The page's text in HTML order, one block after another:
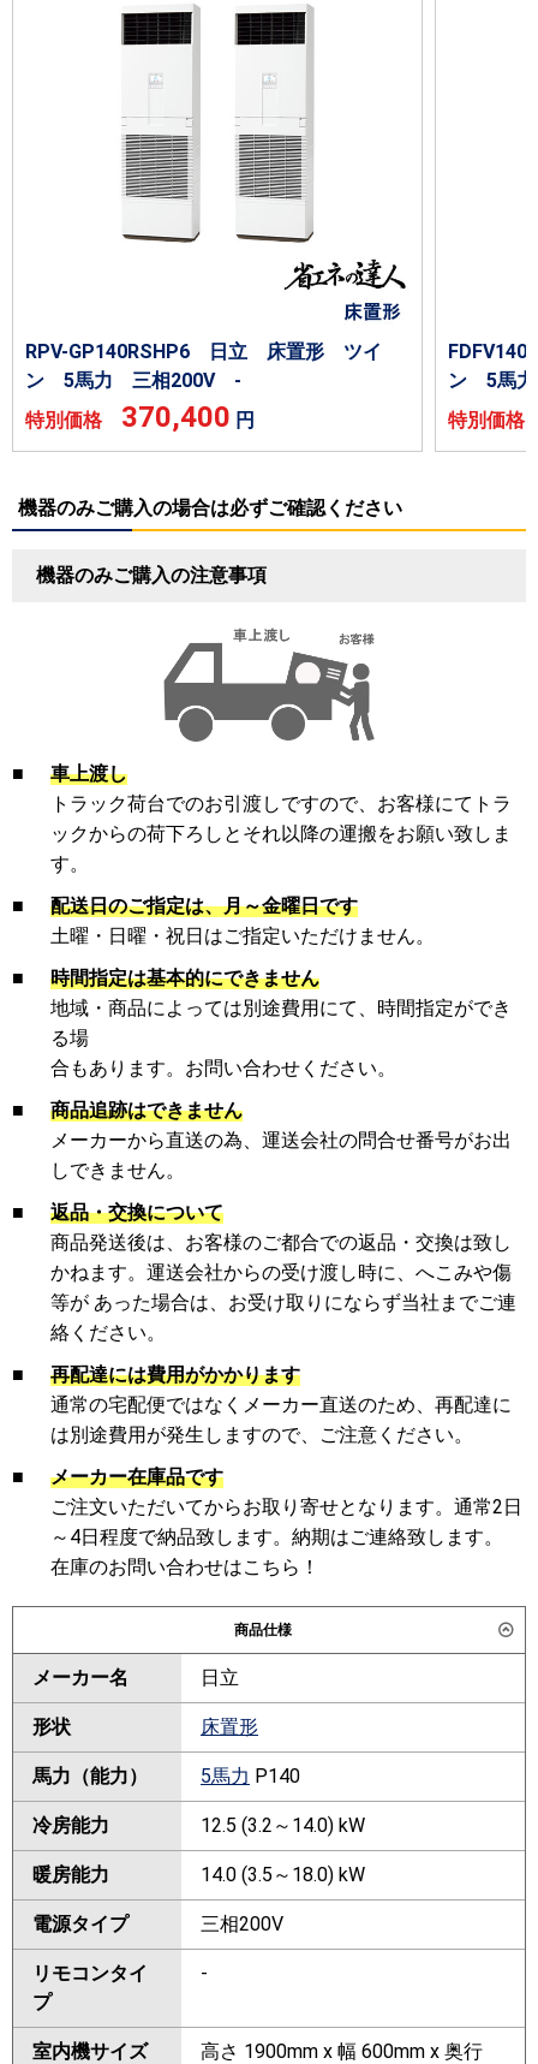
RPV-GP140RSHP6 日立 床置形 ツイ
ン 5馬力 三相200V -
特別価格 370,400 円
ン 5馬
特別価
機器のみご購入の場合は必ずご確認ください
機器のみご購入の注意事項
■
車上渡し
トラック荷台でのお引渡しですので、お客様にてトラ
ックからの荷下ろしとそれ以降の運搬をお願い致しま
す。
■
配送日のご指定は、月～金曜日です
土曜・日曜・祝日はご指定いただけません。
■
時間指定は基本的にできません
地域・商品によっては別途費用にて、時間指定ができ
る場
合もあります。お問い合わせください。
■
商品追跡はできません
メーカーから直送の為、運送会社の問合せ番号がお出
しできません。
■
返品・交換について
商品発送後は、お客様のご都合での返品・交換は致し
かねます。運送会社からの受け渡し時に、へこみや傷
等が あった場合は、お受け取りにならず当社までご連
絡ください。
■
再配達には費用がかかります
通常の宅配便ではなくメーカー直送のため、再配達に
は別途費用が発生しますので、ご注意ください。
■
メーカー在庫品です
ご注文いただいてからお取り寄せとなります。通常2日
～4日程度で納品致します。納期はご連絡致します。
在庫のお問い合わせはこちら！
商品仕様
メーカー名 日立
形状 床置形
馬力（能力） 5馬力 P140
冷房能力 12.5 (3.2～14.0) kW
暖房能力 14.0 (3.5～18.0) kW
電源タイプ 三相200V
リモコンタイ
プ
-
室内機サイズ
高さ 1900mm x 幅 600mm x 奥行